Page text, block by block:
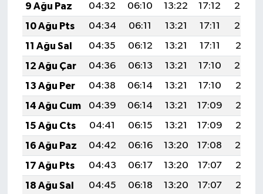
9 Ağu Paz
04:32 06:10 13:22 17:12
20:23
10 Ağu Pts
04:34 06:11 13:21 17:11
20:22
11 Ağu Sal
04:35 06:12 13:21 17:11
20:21
12 Ağu Çar
04:36 06:13 13:21 17:10
20:20
13 Ağu Per
04:38 06:14 13:21 17:10
20:18
14 Ağu Cum
04:39 06:14 13:21 17:09
20:17
15 Ağu Cts
04:41 06:15 13:21 17:09
20:16
16 Ağu Paz
04:42 06:16 13:20 17:08
20:14
17 Ağu Pts
04:43 06:17 13:20 17:07
20:13
18 Ağu Sal
04:45 06:18 13:20 17:07
20:12